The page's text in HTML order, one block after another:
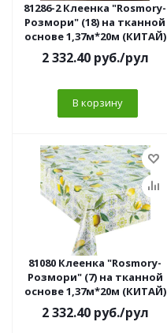
81286-2 Клеенка "Rosmory-
Розмори" (18) на тканной
основе 1,37м*20м (КИТАЙ)
2 332.40руб./рул
В корзину
81080 Клеенка "Rosmory-
Розмори" (7) на тканной
основе 1,37м*20м (КИТАЙ)
2 332.40руб./рул